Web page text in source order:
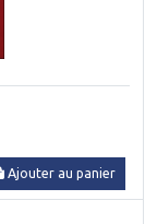
Ajouter au panier